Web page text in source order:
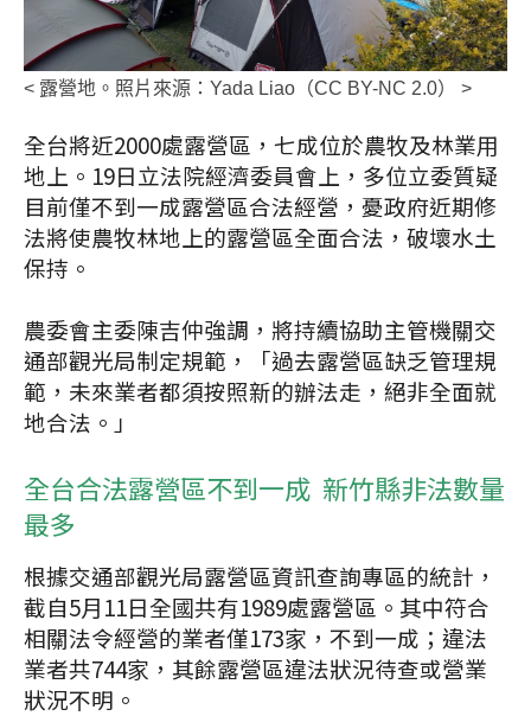
< 露營地。照片來源：Yada Liao（CC BY-NC 2.0） >
全台將近2000處露營區，七成位於農牧及林業用
地上。19日立法院經濟委員會上，多位立委質疑
目前僅不到一成露營區合法經營，憂政府近期修
法將使農牧林地上的露營區全面合法，破壞水土
保持。
農委會主委陳吉仲強調，將持續協助主管機關交
通部觀光局制定規範，「過去露營區缺乏管理規
範，未來業者都須按照新的辦法走，絕非全面就
地合法。」
全台合法露營區不到一成 新竹縣非法數量
最多
根據交通部觀光局露營區資訊查詢專區的統計，
截自5月11日全國共有1989處露營區。其中符合
相關法令經營的業者僅173家，不到一成；違法
業者共744家，其餘露營區違法狀況待查或營業
狀況不明。